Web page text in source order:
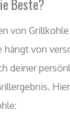
Beste?
von
hängt von
deiner